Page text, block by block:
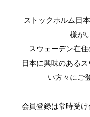
ストックホルム日
様が
スウェーデン在住
日本に興味のある
い方々にご
会員登録は常時受